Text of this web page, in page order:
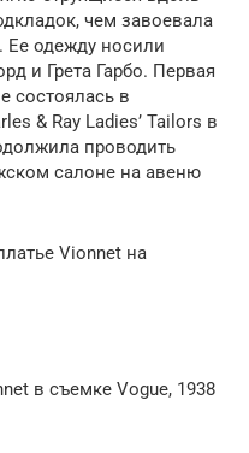
чем завоевала
Ее одежду носили
и Грета Гарбо. Первая
состоялась в
& Ray Ladies’ Tailors в
проводить
салоне на авеню
Vionnet на
в съемке Vogue, 1938